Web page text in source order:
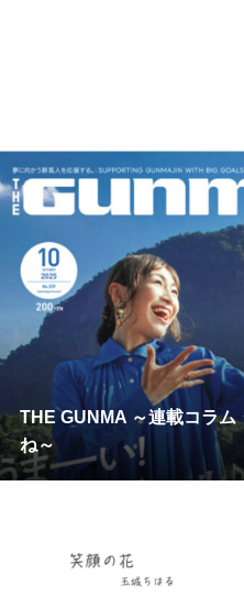
THE GUNMA ～連載コラム
ね～